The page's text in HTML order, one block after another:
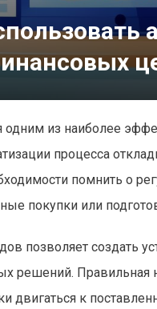
одним из наиболее
процесса
помнить о
покупки или
позволяет
решений. Правильная
двигаться к